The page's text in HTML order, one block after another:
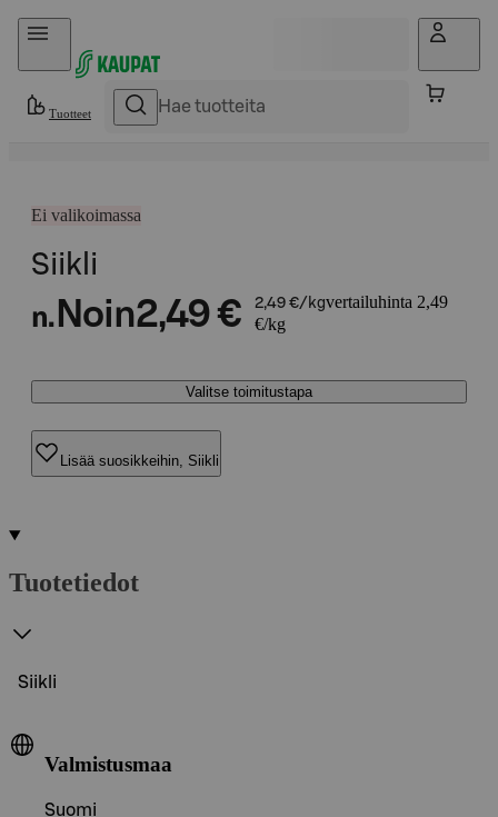
Hyppää sisältöön
Tuotteet
Ei valikoimassa
Siikli
n. Noin2,49 € 2,49 €/kgvertailuhinta 2,49
€/kg
Valitse toimitustapa
Lisää suosikkeihin, Siikli
Tuotetiedot
Siikli
Valmistusmaa
Suomi